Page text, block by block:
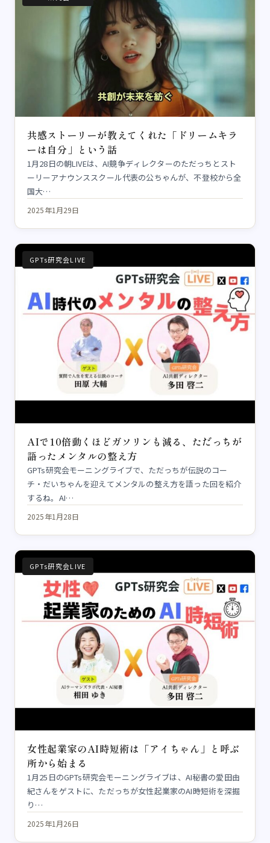
共感ストーリーが教えてくれた「ドリームキラ
ーは自分」という話
1月28日の朝LIVEは、AI競争ディレクターのただっちとスト
ーリーアナウンススクール代表の公ちゃんが、不登校から全
国大…
2025年1月29日
GPTs研究会LIVE
AIで10倍動くほどガソリンも減る、ただっちが
語ったメンタルの整え方
GPTs研究会モーニングライブで、ただっちが伝説のコー
チ・だいちゃんを迎えてメンタルの整え方を語った回を紹介
するね。AI…
2025年1月28日
GPTs研究会LIVE
女性起業家のAI時短術は「アイちゃん」と呼ぶ
所から始まる
1月25日のGPTs研究会モーニングライブは、AI秘書の愛田由
紀さんをゲストに、ただっちが女性起業家のAI時短術を深掘
り…
2025年1月26日